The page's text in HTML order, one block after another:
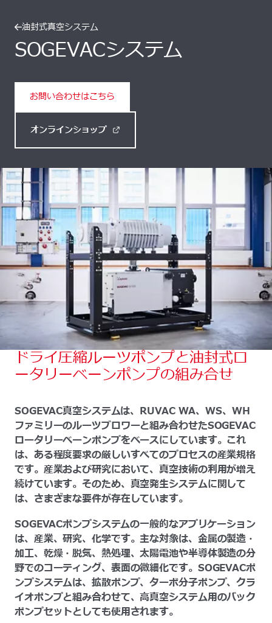
油封式真空システム
SOGEVACシステム
お問い合わせはこちら
オンラインショップ
ドライ圧縮ルーツポンプと油封式ロ
ータリーベーンポンプの組み合せ
SOGEVAC真空システムは、RUVAC WA、WS、WH
ファミリーのルーツブロワーと組み合わせたSOGEVAC
ロータリーベーンポンプをベースにしています。これ
は、ある程度要求の厳しいすべてのプロセスの産業規格
です。産業および研究において、真空技術の利用が増え
続けています。そのため、真空発生システムに関して
は、さまざまな要件が存在しています。
SOGEVACポンプシステムの一般的なアプリケーション
は、産業、研究、化学です。主な対象は、金属の製造・
加工、乾燥・脱気、熱処理、太陽電池や半導体製造の分
野でのコーティング、表面の微細化です。SOGEVACポ
ンプシステムは、拡散ポンプ、ターボ分子ポンプ、クラ
イオポンプと組み合わせて、高真空システム用のバック
ポンプセットとしても使用されます。